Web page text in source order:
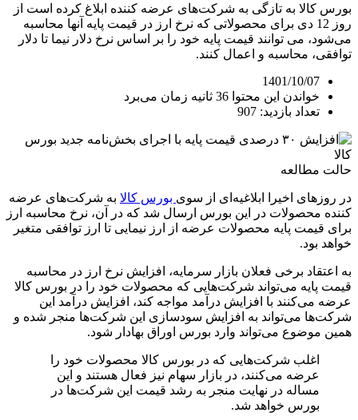
بورس کالا به تازگی به شرکت‌های عرضه کننده ابلاغ کرده است از
روز 12 دی برای محصولاتی که نرخ ارز در قیمت پایه آنها محاسبه
می‌شود، می توانند قیمت پایه خود را بر اساس نرخ دلار نیما تا دلار
توافقی، محاسبه و اعمال کنند.
1401/10/07
خواندن این محتوا 36 ثانیه زمان می‌برد
تعداد بازدید: 907
حالت مطالعه
در روزهای اخیرا ابلاغیه‌ای از سوی بورس کالا به شرکت‌های عرضه
کننده محصولات در این بورس ارسال شد که در آن، نرخ محاسبه ارز
برای قیمت پایه محصولات عرضه از ارز نیمایی تا ارز توافقی متغیر
خواهد بود.
به اعتقاد برخی فعلان بازار سرمایه، افزایش نرخ ارز در محاسبه
قیمت پایه می‌تواند شرکت‌هایی که محصولات خود را در بورس کالا
عرضه می‌کنند با افزایش درآمد مواجه کند، افزایش درآمد این
شرکت‌ها می‌تواند به افزایش سودسازی این شرکت‌ها منجر شده و
همین موضوع می‌تواند وارد بورس اوراق بهادار شود.
اغلب شرکت‌هایی که در بورس کالا محصولات خود را
عرضه می‌کنند، در بازار سهام نیز فعال هستند و این
مساله در نهایت منجر به رشد قیمت این شرکت‌ها در
بورس خواهد شد.